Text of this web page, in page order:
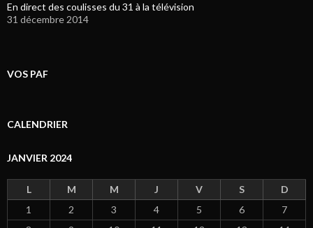
En direct des coulisses du 31 à la télévision
31 décembre 2014
VOS PAF
CALENDRIER
JANVIER 2024
L M M J V S
D
1
2 3 4 5 6
7